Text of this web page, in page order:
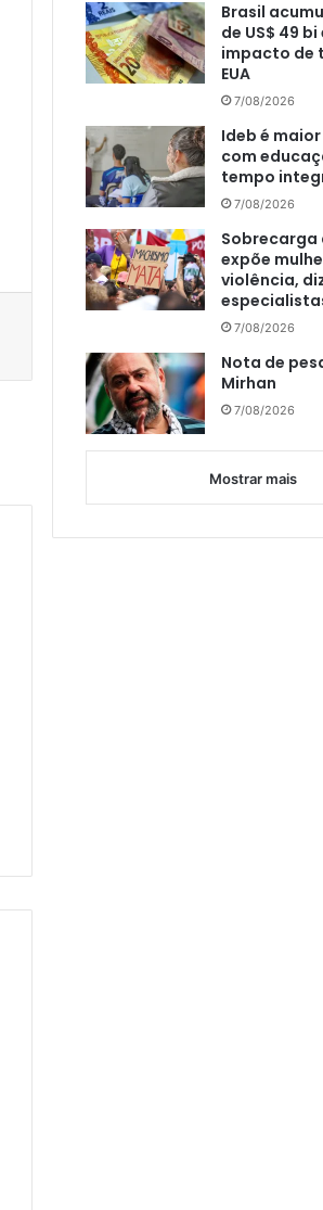
Brasil
de US$ 49
impacto de
EUA
7/08/2026
Ideb é
com
tempo
7/08/2026
expõe
violência,
7/08/2026
Nota de
Mirhan
7/08/2026
Mostrar mais